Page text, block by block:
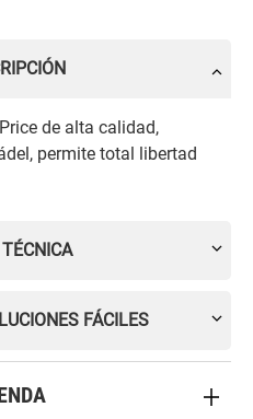
de alta calidad,
permite total libertad
FÁCILES